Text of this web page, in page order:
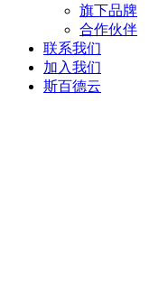
旗下品牌
合作伙伴
联系我们
加入我们
斯百德云